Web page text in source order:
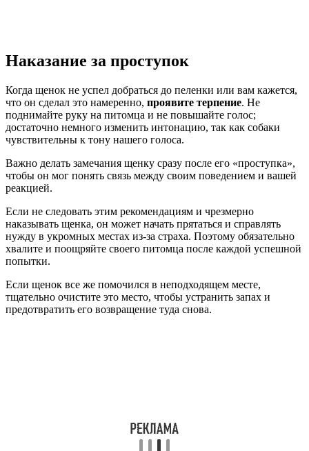
Наказание за проступок
Когда щенок не успел добраться до пеленки или вам кажется,
что он сделал это намеренно, проявите терпение. Не
поднимайте руку на питомца и не повышайте голос;
достаточно немного изменить интонацию, так как собаки
чувствительны к тону нашего голоса.
Важно делать замечания щенку сразу после его «проступка»,
чтобы он мог понять связь между своим поведением и вашей
реакцией.
Если не следовать этим рекомендациям и чрезмерно
наказывать щенка, он может начать прятаться и справлять
нужду в укромных местах из-за страха. Поэтому обязательно
хвалите и поощряйте своего питомца после каждой успешной
попытки.
Если щенок все же помочился в неподходящем месте,
тщательно очистите это место, чтобы устранить запах и
предотвратить его возвращение туда снова.